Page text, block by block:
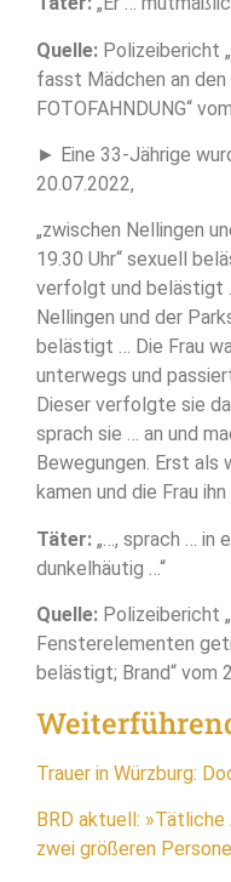
Quelle: Polizeibericht
fasst Mädchen an
FOTOFAHNDUNG“
► Eine 33-Jährige
20.07.2022,
„zwischen Nellingen
19.30 Uhr“ sexuell
verfolgt und belästigt
Nellingen und der
belästigt … Die Frau
unterwegs und
Dieser verfolgte sie
sprach sie … an und
Bewegungen. Erst
kamen und die Frau
Täter: „…, sprach … in
dunkelhäutig …“
Quelle: Polizeibericht
Fensterelementen
belästigt; Brand“ vom
Trauer in Würzburg:
BRD aktuell:
zwei größeren